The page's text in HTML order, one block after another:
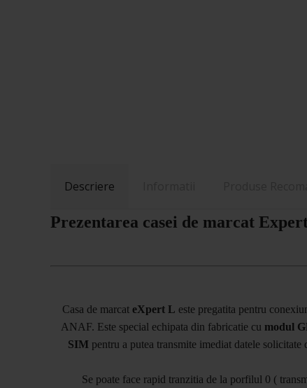
Descriere
Prezentarea casei de marcat
Casa de marcat eXpert L este pregatita pentru
ANAF. Este special echipata din fabricatie cu modul
SIM pentru a putea transmite imediat datele solicitate
Se poate face rapid tranzitia de la porfilul 0 (